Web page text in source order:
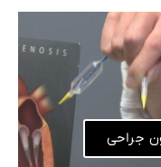
جراحی